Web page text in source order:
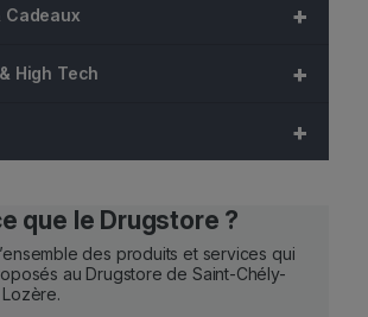
+
Cadeaux
+
High Tech
+
que le Drugstore ?
des produits et services qui
au Drugstore de Saint-Chély-
Lozère.